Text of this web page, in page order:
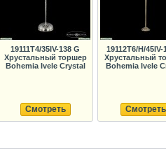
19111T4/35IV-138 G
Хрустальный торшер
Bohemia Ivele Crystal
Смотреть
19112T6/H/45IV-
Хрустальный
Bohemia Ivele
Смотреть